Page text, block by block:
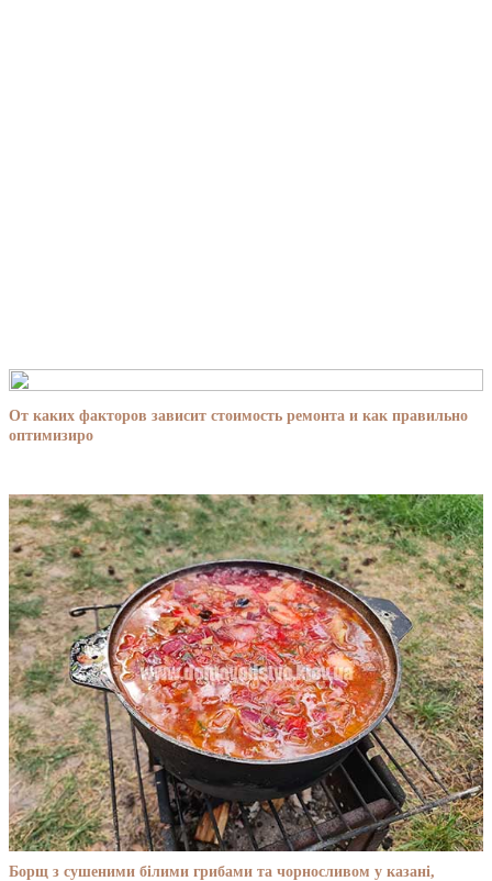
От каких факторов зависит стоимость ремонта и как правильно
оптимизиро
Борщ з сушеними білими грибами та чорносливом у казані,